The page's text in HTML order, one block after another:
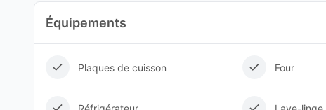
Équipements
Plaques de cuisson Four